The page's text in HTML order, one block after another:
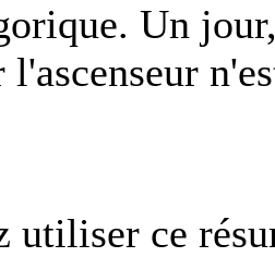
Un
l'ascenseur
utiliser ce